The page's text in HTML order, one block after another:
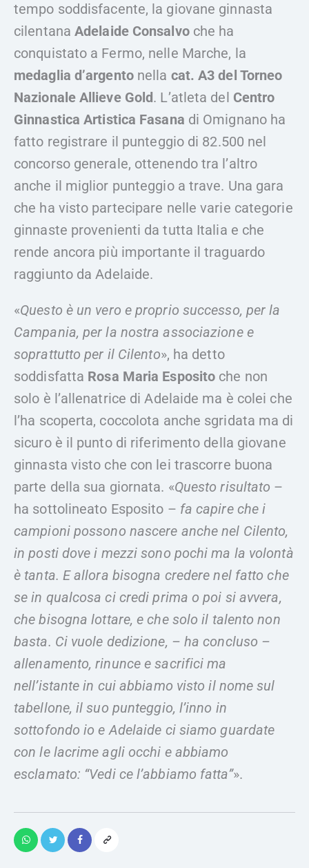
tempo soddisfacente, la giovane ginnasta
cilentana Adelaide Consalvoche ha
conquistato a Fermo, nelle Marche, la
medaglia d’argentonella cat. A3 del Torneo
Nazionale Allieve Gold. L’atleta del Centro
Ginnastica Artistica Fasana di Omignano ha
fatto registrare il punteggio di 82.500 nel
concorso generale, ottenendo tra l’altro
anche il miglior punteggio a trave. Una gara
che ha visto partecipare nelle varie categorie
ginnaste provenienti da tutta Italia e che
rende ancora più importante il traguardo
raggiunto da Adelaide.
«Questo è un vero e proprio successo, per la
Campania, per la nostra associazione e
soprattutto per il Cilento», ha detto
soddisfatta Rosa Maria Esposito che non
solo è l’allenatrice di Adelaide ma è colei che
l’ha scoperta, coccolota anche sgridata ma di
sicuro è il punto di riferimento della giovane
ginnasta visto che con lei trascorre buona
parte della sua giornata. «Questo risultato –
ha sottolineato Esposito – fa capire che i
campioni possono nascere anche nel Cilento,
in posti dove i mezzi sono pochi ma la volontà
è tanta. E allora bisogna credere nel fatto che
se in qualcosa ci credi prima o poi si avvera,
che bisogna lottare, e che solo il talento non
basta. Ci vuole dedizione, – ha concluso –
allenamento, rinunce e sacrifici ma
nell’istante in cui abbiamo visto il nome sul
tabellone, il suo punteggio, l’inno in
sottofondo io e Adelaide ci siamo guardate
con le lacrime agli occhi e abbiamo
esclamato: “Vedi ce l’abbiamo fatta”».